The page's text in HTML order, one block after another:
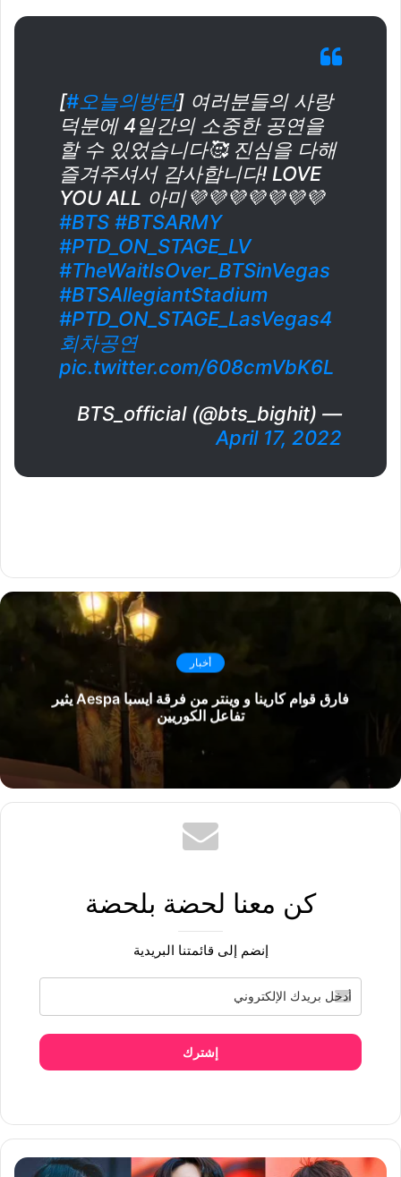
[#오늘의방탄] 여러분들의 사랑
덕분에 4일간의 소중한 공연을
할 수 있었습니다🥰 진심을 다해
즐겨주셔서 감사합니다! LOVE
YOU ALL 아미💜💜💜💜💜💜💜
#BTS #BTSARMY
#PTD_ON_STAGE_LV
#TheWaitIsOver_BTSinVegas
#BTSAllegiantStadium
#PTD_ON_STAGE_LasVegas4
회차공연
pic.twitter.com/608cmVbK6L
— BTS_official (@bts_bighit)
April 17, 2022
أخبار
فارق قوام كارينا و وينتر من فرقة ايسبا Aespa يثير
تفاعل الكوريين
كن معنا لحضة بلحضة
إنضم إلى قائمتنا البريدية
إشترك